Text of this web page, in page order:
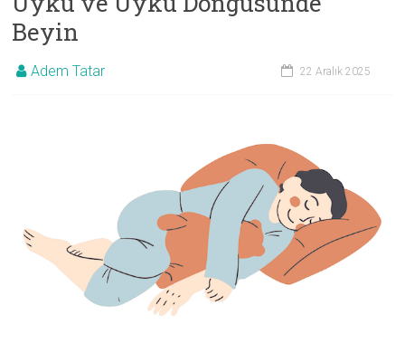
Beyin
Adem Tatar 22 Aralık 2025